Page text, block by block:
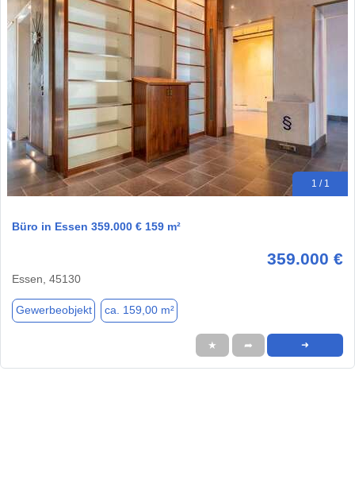
1 / 1
Büro in Essen 359.000 € 159 m²
359.000 €
Essen, 45130
Gewerbeobjekt ca. 159,00 m²
★ ➦ ➜